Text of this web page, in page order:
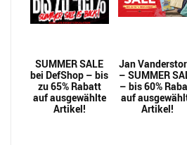
SUMMER SALE
bei DefShop – bis
zu 65% Rabatt
auf ausgewählte
Artikel!
Jan
– SUMMER
– bis 60%
auf
Artikel!